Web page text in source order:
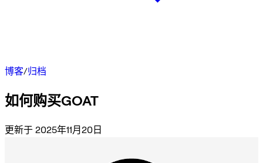
博客/归档
如何购买GOAT
更新于 2025年11月20日